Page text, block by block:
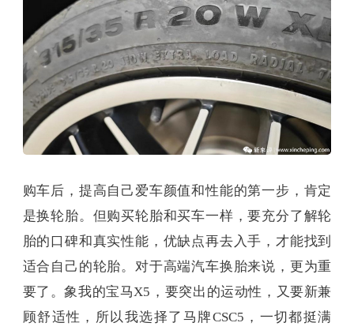
购车后，提高自己爱车颜值和性能的第一步，肯定
是换轮胎。但购买轮胎和买车一样，要充分了解轮
胎的口碑和真实性能，优缺点再去入手，才能找到
适合自己的轮胎。对于高端汽车换胎来说，更为重
要了。象我的宝马X5，要突出的运动性，又要新兼
顾舒适性，所以我选择了马牌CSC5，一切都挺满